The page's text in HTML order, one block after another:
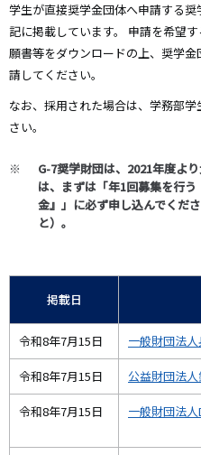
学生が直接奨学金団体へ申請する
記に掲載しています。 申請を希望
願書等をダウンロードの上、奨学
請してください。
なお、採用された場合は、学務部
さい。
G-7奨学財団は、2021年度よ
は、まずは「年1回募集を行
金』」に必ず申し込んでくだ
と）。
掲載日
令和8年7月15日 一般財団法
令和8年7月15日 公益財団法
令和8年7月15日 一般財団法